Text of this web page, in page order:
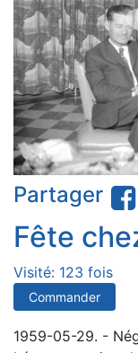
Partager
Fête
Visité: 123 fois
Commander
1959-05-29. -